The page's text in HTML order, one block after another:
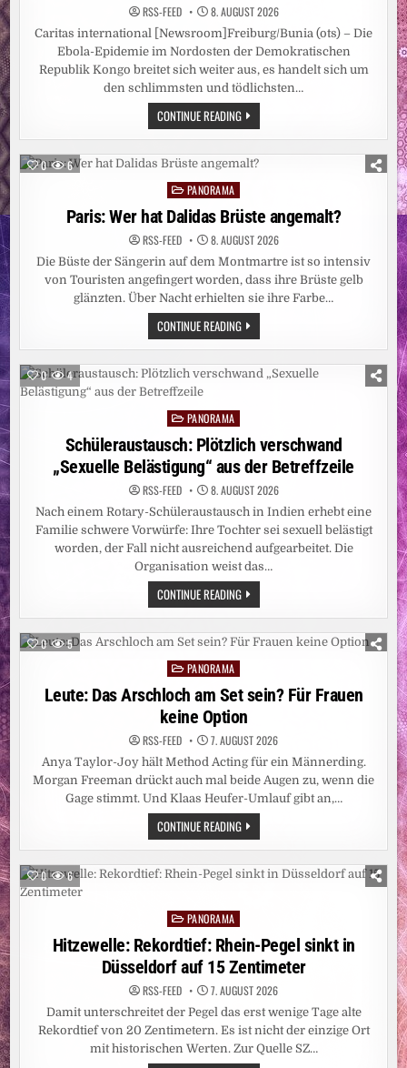
RSS-FEED 8. AUGUST 2026
Caritas international [Newsroom]Freiburg/Bunia (ots) – Die
Ebola-Epidemie im Nordosten der Demokratischen
Republik Kongo breitet sich weiter aus, es handelt sich um
den schlimmsten und tödlichsten…
CONTINUE READINGCARITAS:
EBOLA-
EPIDEMIE
DER
DR
LÄNGST
NICHT
BESIEGT
/
ZAHL
DER
BETROFFENEN
PROVINZEN
AUF
FÜNF
ANGESTIEGEN
–
CARITAS
STELLT
WEITERE
BITTET
UM
SPENDEN
0 6
Posted
in
PANORAMA
Paris: Wer hat Dalidas Brüste angemalt?
RSS-FEED 8. AUGUST 2026
Die Büste der Sängerin auf dem Montmartre ist so intensiv
von Touristen angefingert worden, dass ihre Brüste gelb
glänzten. Über Nacht erhielten sie ihre Farbe…
CONTINUE READINGPARIS:
WER
HAT
BRÜSTE
ANGEMALT?
0 4
PostedPANORAMA
Schüleraustausch: Plötzlich verschwand
„Sexuelle Belästigung“ aus der Betreffzeile
RSS-FEED 8. AUGUST 2026
Nach einem Rotary-Schüleraustausch in Indien erhebt eine
Familie schwere Vorwürfe: Ihre Tochter sei sexuell belästigt
worden, der Fall nicht ausreichend aufgearbeitet. Die
Organisation weist das…
CONTINUE READINGSCHÜLERAUSTAUSCH:
PLÖTZLICH
VERSCHWAND
BELÄSTIGUNG“
AUS
0 5
PostedPANORAMA
Leute: Das Arschloch am Set sein? Für Frauen
keine Option
RSS-FEED 7. AUGUST 2026
Anya Taylor-Joy hält Method Acting für ein Männerding.
Morgan Freeman drückt auch mal beide Augen zu, wenn die
Gage stimmt. Und Klaas Heufer-Umlauf gibt an,…
CONTINUE READINGLEUTE:
DAS
ARSCHLOCH
SET
SEIN?
0 6
PostedPANORAMA
Hitzewelle: Rekordtief: Rhein-Pegel sinkt in
Düsseldorf auf 15 Zentimeter
RSS-FEED 7. AUGUST 2026
Damit unterschreitet der Pegel das erst wenige Tage alte
Rekordtief von 20 Zentimetern. Es ist nicht der einzige Ort
mit historischen Werten. Zur Quelle SZ…